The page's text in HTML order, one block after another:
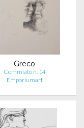
Greco
Commiato n. 14
Emporiumart